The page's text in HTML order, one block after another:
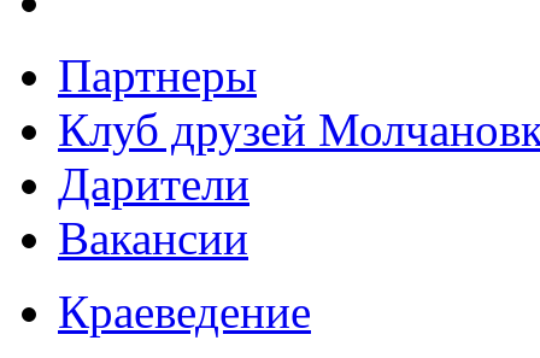
Партнеры
Клуб друзей
Дарители
Вакансии
Краеведение